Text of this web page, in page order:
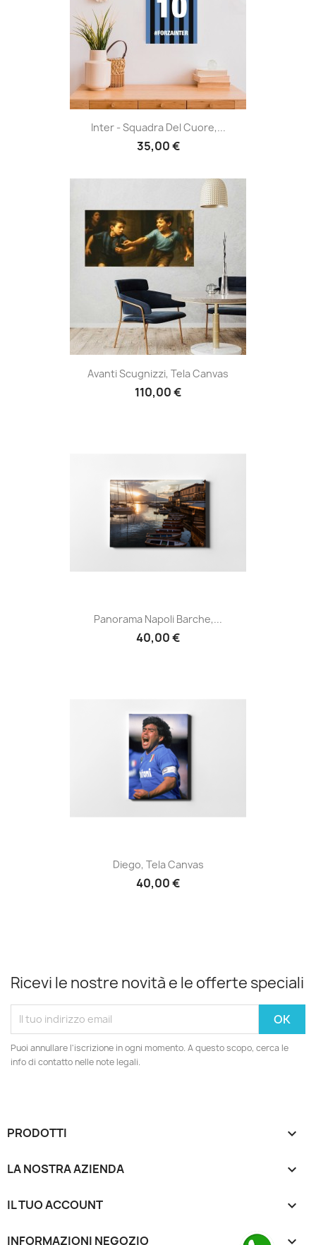
Inter - Squadra Del Cuore,...
35,00 €
Avanti Scugnizzi, Tela Canvas
110,00 €
Panorama Napoli Barche,...
40,00 €
Diego, Tela Canvas
40,00 €
Ricevi le nostre novità e le offerte speciali
Puoi annullare l'iscrizione in ogni momento. A questo scopo, cerca le
info di contatto nelle note legali.
PRODOTTI 
LA NOSTRA AZIENDA 
IL TUO ACCOUNT 
INFORMAZIONI NEGOZIO keyboard_arrow_down